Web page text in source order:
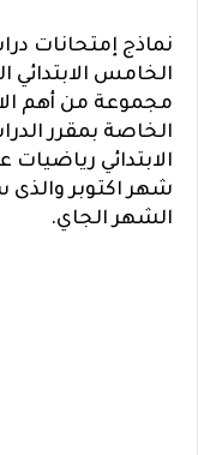
نماذج إمتحانات
الخامس الابتدائي
مجموعة من أهم
الخاصة بمقرر
الابتدائي رياضيات
شهر اكتوبر
الشهر الجاي.